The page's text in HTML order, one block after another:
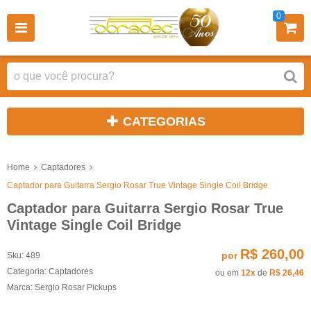
0
CATEGORIAS
Home
Captadores
Captador para Guitarra Sergio Rosar True Vintage Single Coil Bridge
Captador para Guitarra Sergio Rosar True
Vintage Single Coil Bridge
Sku: 489
Categoria: Captadores
Marca: Sergio Rosar Pickups
por R$ 260,00
ou em 12x de R$ 26,46